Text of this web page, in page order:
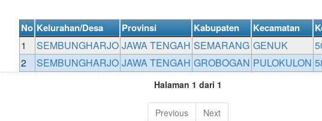
No Kelurahan/Desa Provinsi Kabupaten Kecamatan
1 SEMBUNGHARJO JAWA TENGAH SEMARANG GENUK
2
SEMBUNGHARJO JAWA TENGAH GROBOGAN PULOKULON
Halaman 1 dari 1
Previous Next